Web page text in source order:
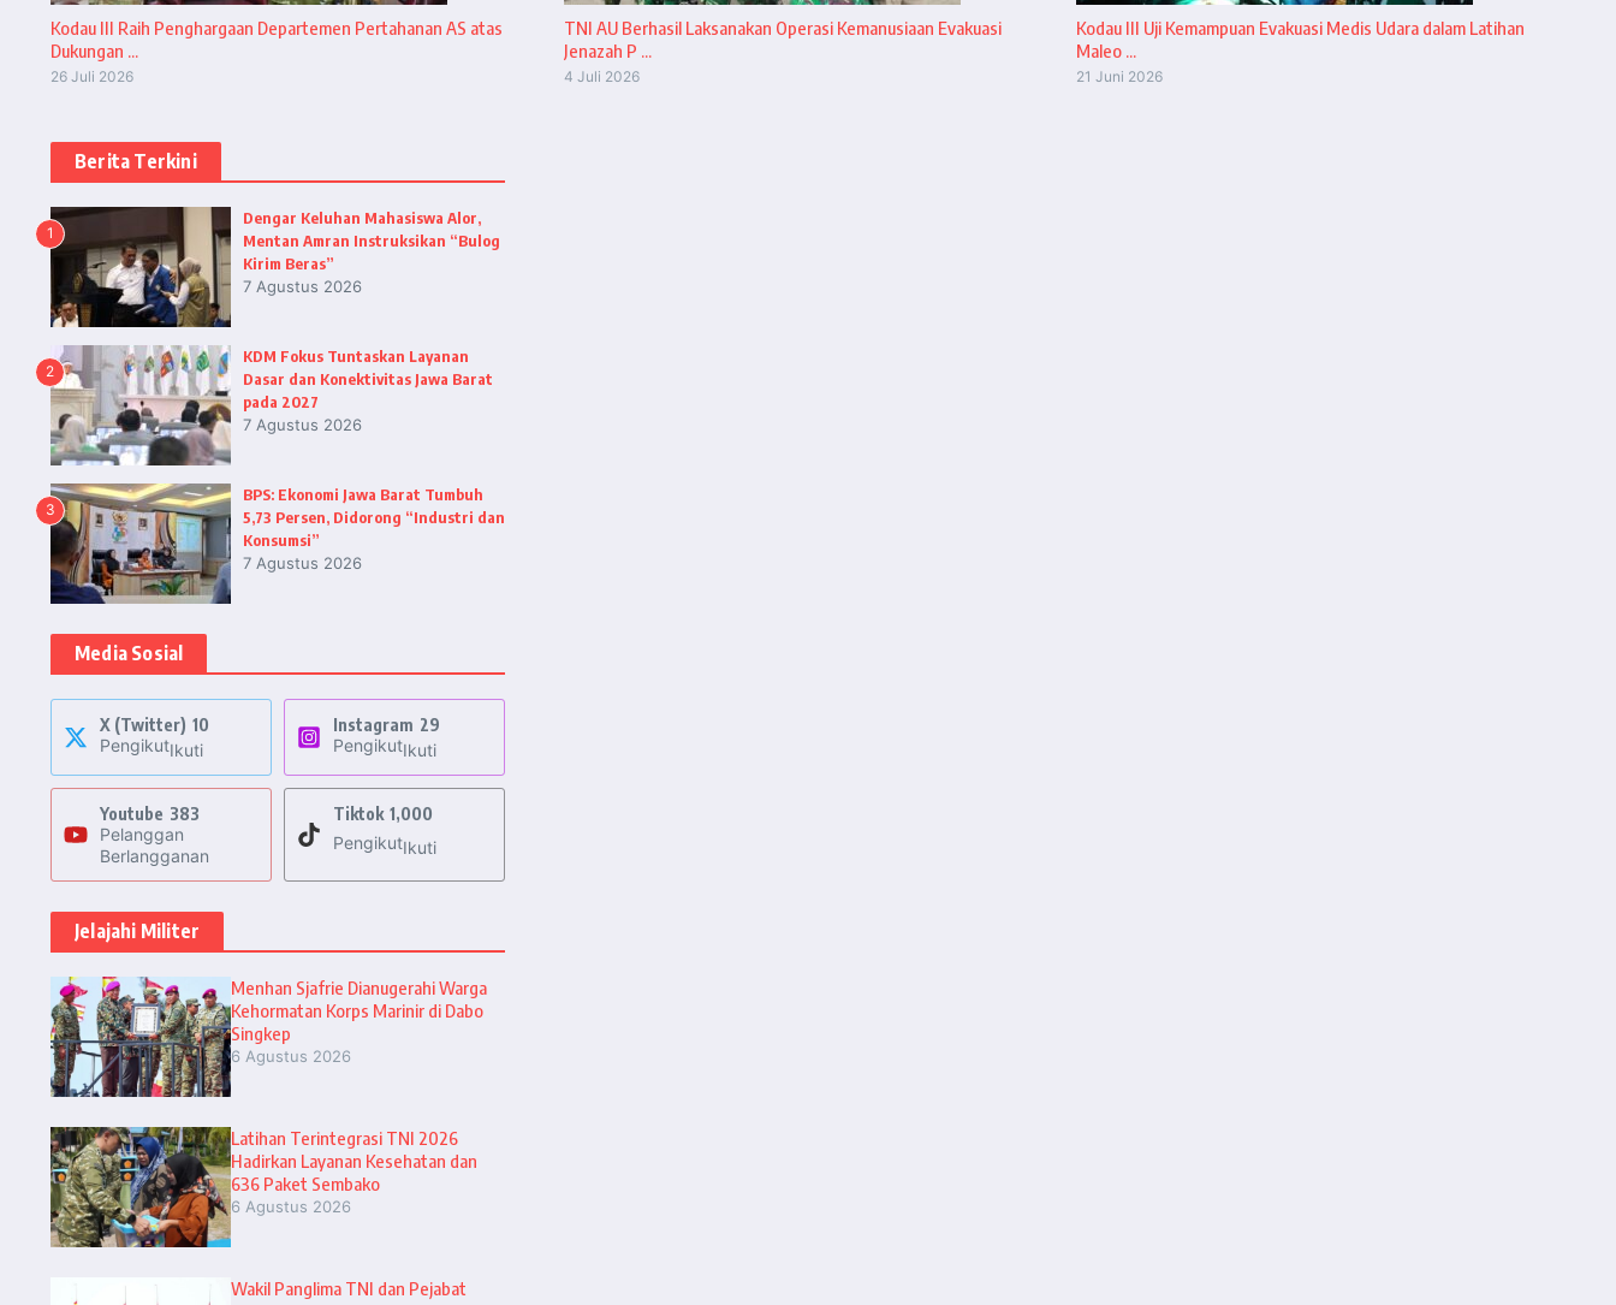
Kodau III Raih Penghargaan Departemen Pertahanan AS atas
Dukungan ...
26 Juli 2026
TNI AU Berhasil Laksanakan Operasi Kemanusiaan Evakuasi
Jenazah P ...
4 Juli 2026
Kodau III Uji Kemampuan Evakuasi Medis Udara dalam Latihan
Maleo ...
21 Juni 2026
Berita Terkini
1
Dengar Keluhan Mahasiswa Alor,
Mentan Amran Instruksikan “Bulog
Kirim Beras”
7 Agustus 2026
2
KDM Fokus Tuntaskan Layanan
Dasar dan Konektivitas Jawa Barat
pada 2027
7 Agustus 2026
3
BPS: Ekonomi Jawa Barat Tumbuh
5,73 Persen, Didorong “Industri dan
Konsumsi”
7 Agustus 2026
Media Sosial
X (Twitter) 10
PengikutIkuti
Instagram 29
PengikutIkuti
Youtube 383
Pelanggan
Berlangganan
Tiktok 1,000
PengikutIkuti
Jelajahi Militer
Menhan Sjafrie Dianugerahi Warga
Kehormatan Korps Marinir di Dabo
Singkep
6 Agustus 2026
Latihan Terintegrasi TNI 2026
Hadirkan Layanan Kesehatan dan
636 Paket Sembako
6 Agustus 2026
Wakil Panglima TNI dan Pejabat